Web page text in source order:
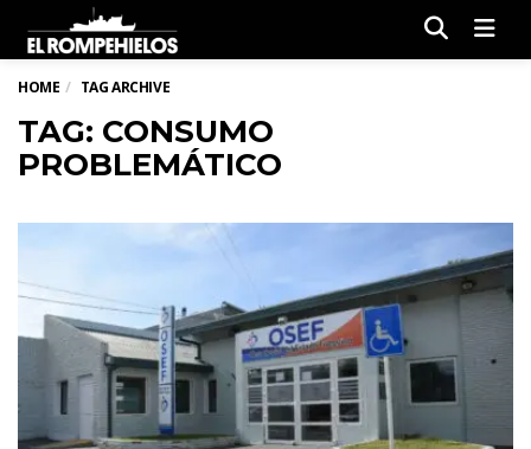
HOME TAG ARCHIVE
TAG: CONSUMO
PROBLEMÁTICO